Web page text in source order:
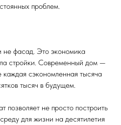
проблем.
фасад. Это экономика
стройки. Современный дом —
каждая сэкономленная тысяча
тысяч в будущем.
позволяет не просто построить
для жизни на десятилетия